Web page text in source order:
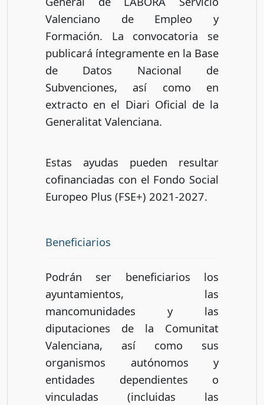
Valenciano de Empleo y
Formación. La convocatoria se
publicará íntegramente en la Base
de Datos Nacional de
Subvenciones, así como en
extracto en el Diari Oficial de la
Generalitat Valenciana.
Estas ayudas pueden resultar
cofinanciadas con el Fondo Social
Europeo Plus (FSE+) 2021-2027.
Beneficiarios
Podrán ser beneficiarios los
ayuntamientos, las
mancomunidades y las
diputaciones de la Comunitat
Valenciana, así como sus
organismos autónomos y
entidades dependientes o
vinculadas (incluidas las